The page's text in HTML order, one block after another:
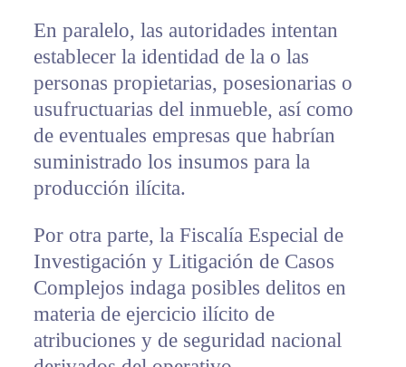
En paralelo, las autoridades intentan
establecer la identidad de la o las
personas propietarias, posesionarias o
usufructuarias del inmueble, así como
de eventuales empresas que habrían
suministrado los insumos para la
producción ilícita.
Por otra parte, la Fiscalía Especial de
Investigación y Litigación de Casos
Complejos indaga posibles delitos en
materia de ejercicio ilícito de
atribuciones y de seguridad nacional